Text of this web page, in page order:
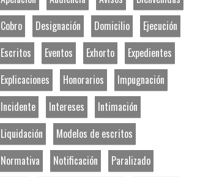
Cobro
Designación Domicilio
Ejecución
Escritos
Eventos Exhorto
Expedientes
Explicaciones
Honorarios
Impugnación
Incidente
Intereses
Intimación
Liquidación
Modelos de escritos
Normativa
Notificación
Paralizado